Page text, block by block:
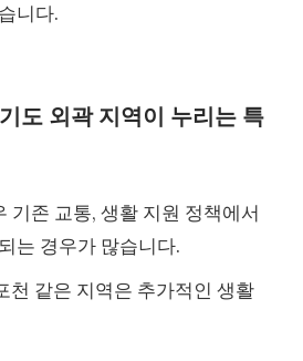
니다.
도 외곽 지역이 누리는 특
기존 교통, 생활 지원 정책에서
는 경우가 많습니다.
천 같은 지역은 추가적인 생활